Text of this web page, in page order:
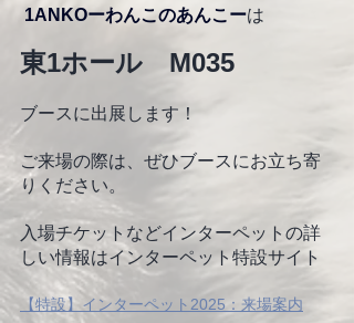
1ANKOーわんこのあんこーは
東1ホール　M035
ブースに出展します！
ご来場の際は、ぜひブースにお立ち寄
りください。
入場チケットなどインターペットの詳
しい情報はインターペット特設サイト
【特設】インターペット2025：来場案内